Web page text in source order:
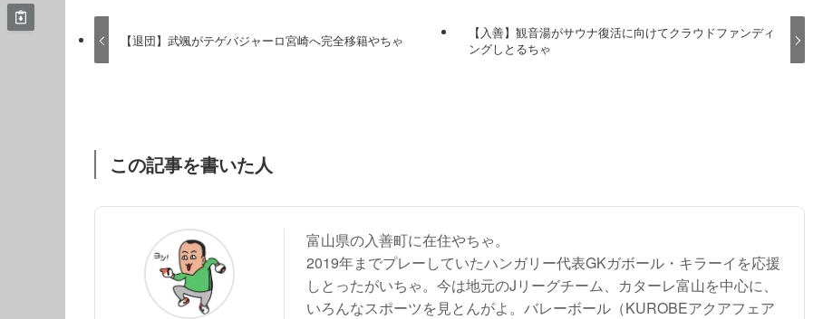
【退団】武颯がテゲバジャーロ宮崎へ完全移籍やちゃ
【入善】観音湯がサウナ復活に向けてクラウドファンディ
ングしとるちゃ
この記事を書いた人
富山県の入善町に在住やちゃ。
2019年までプレーしていたハンガリー代表GKガボール・キラーイを応援
しとったがいちゃ。今は地元のJリーグチーム、カターレ富山を中心に、
いろんなスポーツを見とんがよ。バレーボール（KUROBEアクアフェア